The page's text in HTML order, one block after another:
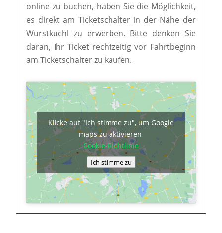
online zu buchen, haben Sie die Möglichkeit,
es direkt am Ticketschalter in der Nähe der
Wurstkuchl zu erwerben. Bitte denken Sie
daran, Ihr Ticket rechtzeitig vor Fahrtbeginn
am Ticketschalter zu kaufen.
Klicke auf "Ich stimme zu", um Google
maps zu aktivieren
Cookie-Richtlinie
Ich stimme zu